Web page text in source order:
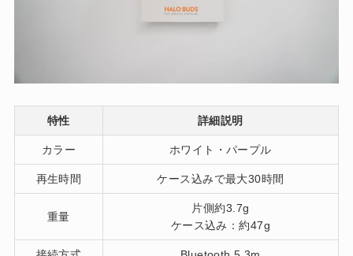
特性 詳細説明
カラー ホワイト・パープル
再生時間 ケース込みで最大30時間
重量
片側約3.7g
ケース込み：約47g